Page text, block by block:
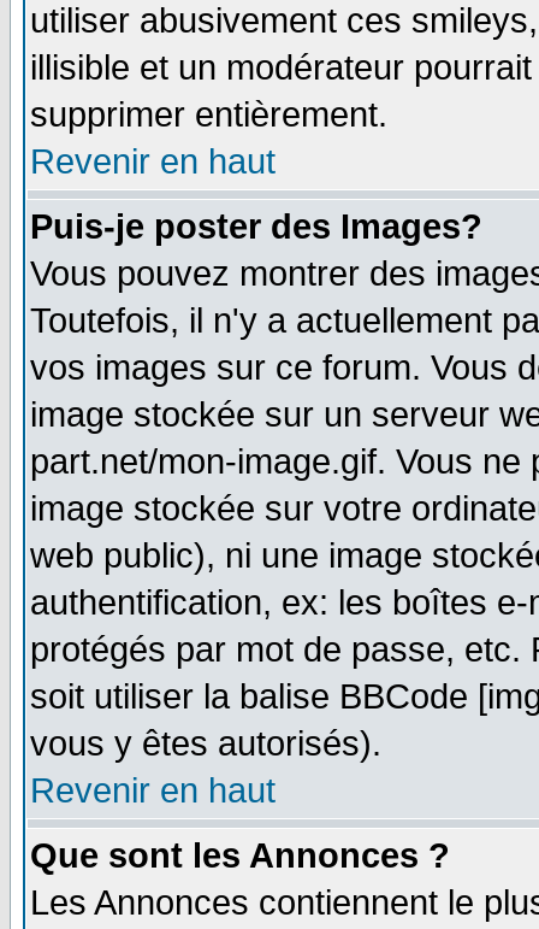
utiliser abusivement ces
illisible et un modérateur
supprimer entièrement.
Revenir en haut
Puis-je poster des Images?
Vous pouvez montrer des
Toutefois, il n'y a actuellement
vos images sur ce forum. Vous
image stockée sur un serveur
part.net/mon-image.gif. Vous
image stockée sur votre
web public), ni une image
authentification, ex: les boîtes
protégés par mot de passe,
soit utiliser la balise BBCode
vous y êtes autorisés).
Revenir en haut
Que sont les Annonces ?
Les Annonces contiennent le